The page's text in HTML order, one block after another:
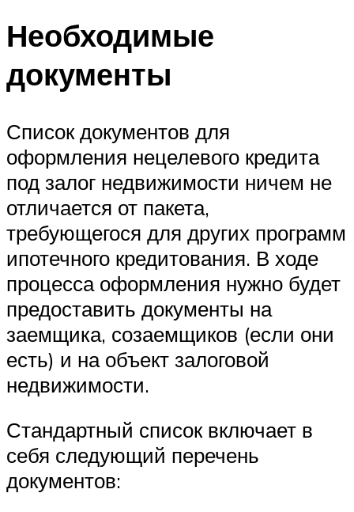
Необходимые
документы
Список документов для
оформления нецелевого кредита
под залог недвижимости ничем не
отличается от пакета,
требующегося для других программ
ипотечного кредитования. В ходе
процесса оформления нужно будет
предоставить документы на
заемщика, созаемщиков (если они
есть) и на объект залоговой
недвижимости.
Стандартный список включает в
себя следующий перечень
документов: